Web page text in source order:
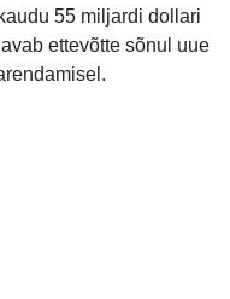
55 miljardi dollari
ettevõtte sõnul uue